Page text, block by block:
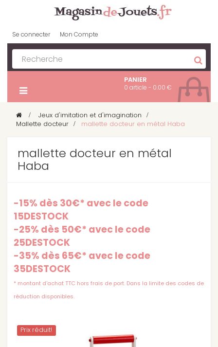
Se connecter Mon Compte
PANIER
0 article - 0.00 €
> Jeux d'imitation et d'imagination >
Mallette docteur > mallette docteur en métal Haba
mallette docteur en métal
Haba
-15% dès 30€* avec le code
15DESTOCK
-25% dès 50€* avec le code
25DESTOCK
-35% dès 65€* avec le code
35DESTOCK
* montant d'achat TTC hors frais de port. Dans la limite des codes de
réduction disponibles.
Prix ​​réduit!